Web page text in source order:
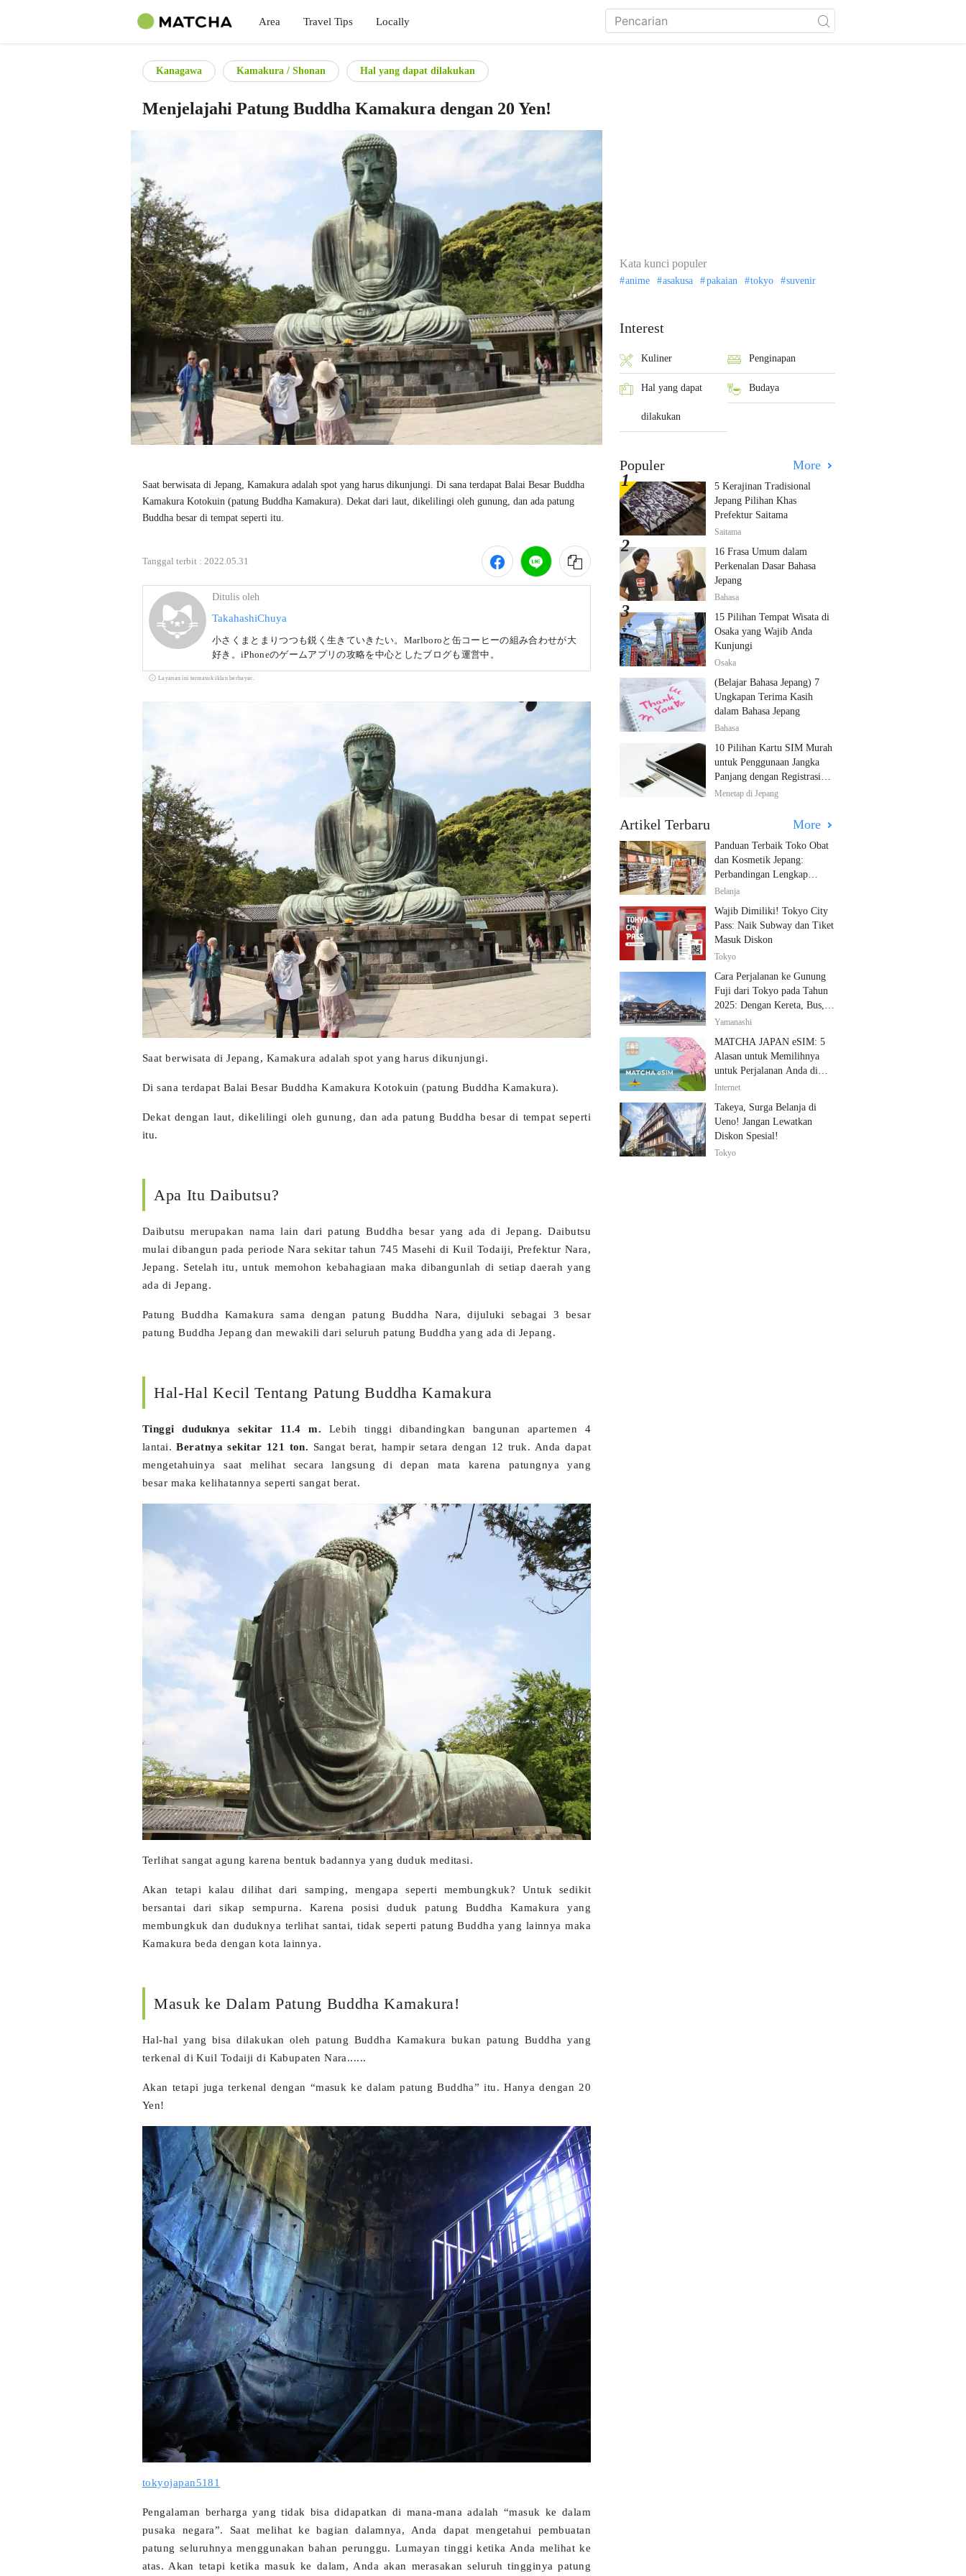
Area Travel Tips Locally
Kanagawa Kamakura / Shonan Hal yang dapat dilakukan
Menjelajahi Patung Buddha Kamakura dengan 20 Yen!
Saat berwisata di Jepang, Kamakura adalah spot yang harus dikunjungi. Di sana terdapat Balai Besar Buddha
Kamakura Kotokuin (patung Buddha Kamakura). Dekat dari laut, dikelilingi oleh gunung, dan ada patung
Buddha besar di tempat seperti itu.
Tanggal terbit : 2022.05.31
Ditulis oleh
TakahashiChuya
小さくまとまりつつも鋭く生きていきたい。Marlboroと缶コーヒーの組み合わせが大
好き。iPhoneのゲームアプリの攻略を中心としたブログも運営中。
Layanan ini termasuk iklan berbayar.
Saat berwisata di Jepang, Kamakura adalah spot yang harus dikunjungi.
Di sana terdapat Balai Besar Buddha Kamakura Kotokuin (patung Buddha Kamakura).
Dekat dengan laut, dikelilingi oleh gunung, dan ada patung Buddha besar di tempat seperti
itu.
Apa Itu Daibutsu?
Daibutsu merupakan nama lain dari patung Buddha besar yang ada di Jepang. Daibutsu
mulai dibangun pada periode Nara sekitar tahun 745 Masehi di Kuil Todaiji, Prefektur Nara,
Jepang. Setelah itu, untuk memohon kebahagiaan maka dibangunlah di setiap daerah yang
ada di Jepang.
Patung Buddha Kamakura sama dengan patung Buddha Nara, dijuluki sebagai 3 besar
patung Buddha Jepang dan mewakili dari seluruh patung Buddha yang ada di Jepang.
Hal-Hal Kecil Tentang Patung Buddha Kamakura
Tinggi duduknya sekitar 11.4 m. Lebih tinggi dibandingkan bangunan apartemen 4
lantai.Beratnya sekitar 121 ton. Sangat berat, hampir setara dengan 12 truk. Anda dapat
mengetahuinya saat melihat secara langsung di depan mata karena patungnya yang
besar maka kelihatannya seperti sangat berat.
Terlihat sangat agung karena bentuk badannya yang duduk meditasi.
Akan tetapi kalau dilihat dari samping, mengapa seperti membungkuk? Untuk sedikit
bersantai dari sikap sempurna. Karena posisi duduk patung Buddha Kamakura yang
membungkuk dan duduknya terlihat santai, tidak seperti patung Buddha yang lainnya maka
Kamakura beda dengan kota lainnya.
Masuk ke Dalam Patung Buddha Kamakura!
Hal-hal yang bisa dilakukan oleh patung Buddha Kamakura bukan patung Buddha yang
terkenal di Kuil Todaiji di Kabupaten Nara......
Akan tetapi juga terkenal dengan “masuk ke dalam patung Buddha” itu. Hanya dengan 20
Yen!
tokyojapan5181
Pengalaman berharga yang tidak bisa didapatkan di mana-mana adalah “masuk ke dalam
pusaka negara”. Saat melihat ke bagian dalamnya, Anda dapat mengetahui pembuatan
patung seluruhnya menggunakan bahan perunggu. Lumayan tinggi ketika Anda melihat ke
atas. Akan tetapi ketika masuk ke dalam, Anda akan merasakan seluruh tingginya patung
Kata kunci populer
anime asakusa pakaian tokyo suvenir
Interest
Kuliner Penginapan
Hal yang dapat
dilakukan
Budaya
Populer More
5 Kerajinan Tradisional
Jepang Pilihan Khas
Prefektur Saitama
Saitama
16 Frasa Umum dalam
Perkenalan Dasar Bahasa
Jepang
Bahasa
15 Pilihan Tempat Wisata di
Osaka yang Wajib Anda
Kunjungi
Osaka
(Belajar Bahasa Jepang) 7
Ungkapan Terima Kasih
dalam Bahasa Jepang
Bahasa
10 Pilihan Kartu SIM Murah
untuk Penggunaan Jangka
Panjang dengan Registrasi
Multibahasa!
Menetap di Jepang
Artikel Terbaru More
Panduan Terbaik Toko Obat
dan Kosmetik Jepang:
Perbandingan Lengkap
Diskon dari 12 Toko Farmasi
Belanja
Wajib Dimiliki! Tokyo City
Pass: Naik Subway dan Tiket
Masuk Diskon
Tokyo
Cara Perjalanan ke Gunung
Fuji dari Tokyo pada Tahun
2025: Dengan Kereta, Bus,
dan Mobil
Yamanashi
MATCHA JAPAN eSIM: 5
Alasan untuk Memilihnya
untuk Perjalanan Anda di
Jepang
Internet
Takeya, Surga Belanja di
Ueno! Jangan Lewatkan
Diskon Spesial!
Tokyo